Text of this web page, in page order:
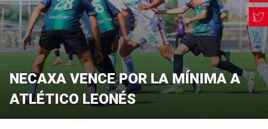
NECAXA VENCE POR LA MÍNIMA A
ATLÉTICO LEONÉS